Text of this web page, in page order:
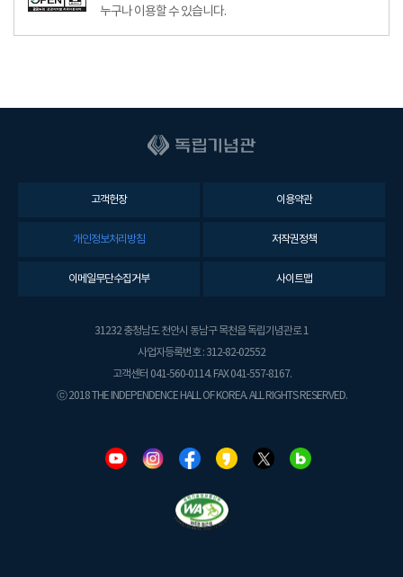
누구나 이용할 수 있습니다.
고객헌장 이용약관
개인정보처리방침 저작권정책
이메일무단수집거부 사이트맵
31232 충청남도 천안시 동남구 목천읍 독립기념관로 1
사업자등록번호 : 312-82-02552
고객센터 041-560-0114. FAX 041-557-8167.
ⓒ 2018 THE INDEPENDENCE HALL OF KOREA. ALL RIGHTS RESERVED.